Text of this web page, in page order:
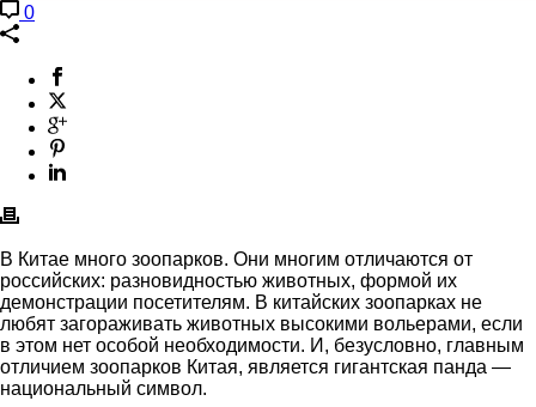
0
В Китае много зоопарков. Они многим отличаются от
российских: разновидностью животных, формой их
демонстрации посетителям. В китайских зоопарках не
любят загораживать животных высокими вольерами, если
в этом нет особой необходимости. И, безусловно, главным
отличием зоопарков Китая, является гигантская панда —
национальный символ.